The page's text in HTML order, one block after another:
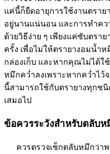
แค่นี้ก็ยืดอายุการใช้งานตรา
อยู่นานแน่นอน และการทำคว
ด้วยวิธีง่าย ๆ เพียงแค่ซับตรา
ครั้ง เพื่อไม่ให้ตรายางอมน้ำ
กล่องเก็บ และหากคุณไม่ได้ใ
หมึกคว่ำลงเพราะหากคว่ำไว้
นี้สามารถใช้กับตรายางทุกชนิ
เสมอไป
ข้อควรระวังสำหรับตลับห
ควรตรวจเช็กตลับหมึกว่า